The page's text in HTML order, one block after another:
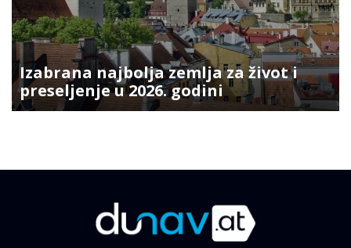
Izabrana najbolja zemlja za život i
preseljenje u 2026. godini